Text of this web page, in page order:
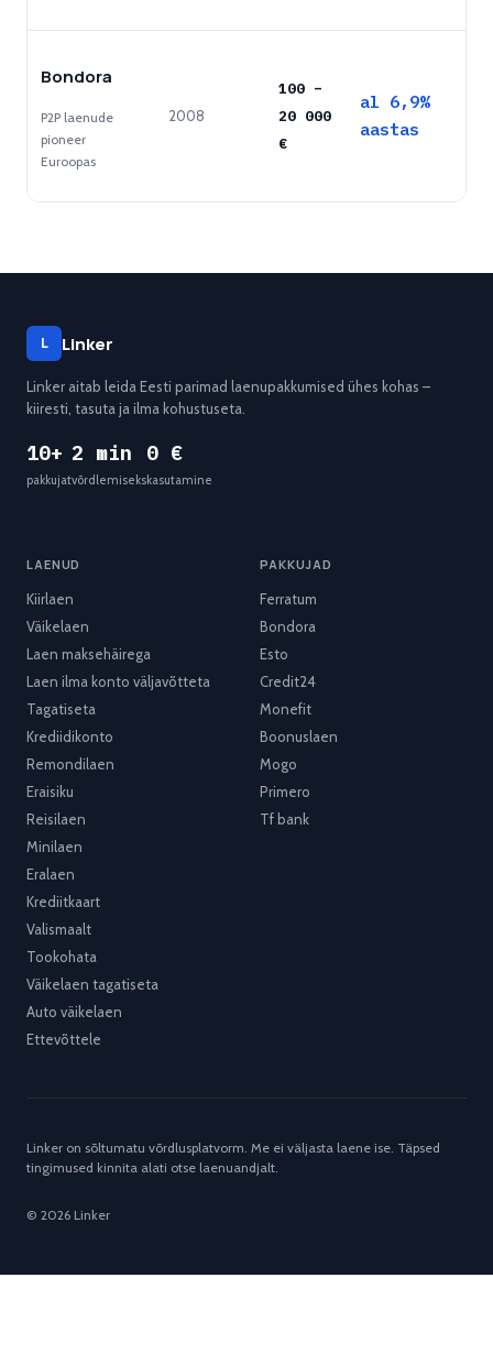
Bondora
P2P laenude
pioneer
Euroopas
2008
100 –
20 000
€
al 6,9%
aastas
L Linker
Linker aitab leida Eesti parimad laenupakkumised ühes kohas –
kiiresti, tasuta ja ilma kohustuseta.
10+
pakkujat
2 min
võrdlemiseks
0 €
kasutamine
LAENUD
Kiirlaen
Väikelaen
Laen maksehäirega
Laen ilma konto väljavõtteta
Tagatiseta
Krediidikonto
Remondilaen
Eraisiku
Reisilaen
Minilaen
Eralaen
Krediitkaart
Valismaalt
Tookohata
Väikelaen tagatiseta
Auto väikelaen
Ettevõttele
PAKKUJAD
Ferratum
Bondora
Esto
Credit24
Monefit
Boonuslaen
Mogo
Primero
Tf bank
Linker on sõltumatu võrdlusplatvorm. Me ei väljasta laene ise. Täpsed
tingimused kinnita alati otse laenuandjalt.
© 2026 Linker